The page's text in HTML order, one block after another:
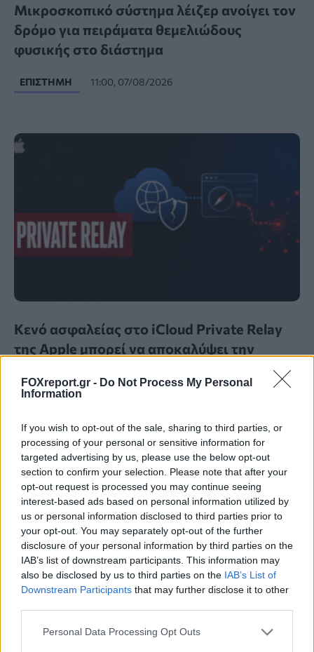
FOXreport.gr - Do Not Process My Personal
Information
If you wish to opt-out of the sale, sharing to third parties, or
processing of your personal or sensitive information for
targeted advertising by us, please use the below opt-out
section to confirm your selection. Please note that after your
opt-out request is processed you may continue seeing
interest-based ads based on personal information utilized by
us or personal information disclosed to third parties prior to
your opt-out. You may separately opt-out of the further
disclosure of your personal information by third parties on the
IAB’s list of downstream participants. This information may
also be disclosed by us to third parties on the IAB’s List of
Downstream Participants that may further disclose it to other
Personal Data Processing Opt Outs
Μικροσκοπικό σύστημα λέιζερ ανοίγει τον
δρόμο για πειράματα θεμελιώδους
φυσικής στο διάστημα
ΕΠΙΣΤΉΜΗ 11:00, 07/08/2026
Κενό ασφαλείας στο iCloud Private Relay
της Apple μπορεί να αποκαλύψει την
MUST READ